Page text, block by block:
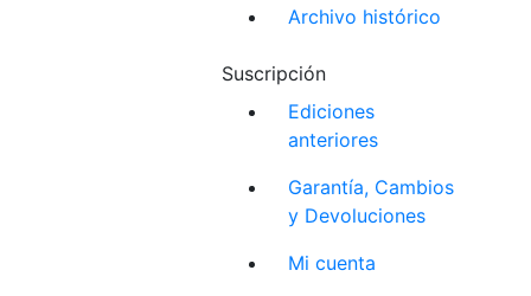
Archivo histórico
Suscripción
Ediciones
anteriores
Garantía, Cambios
y Devoluciones
Mi cuenta